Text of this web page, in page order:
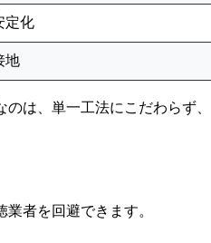
定化
地
は、単一工法にこだわらず、
者を回避できます。